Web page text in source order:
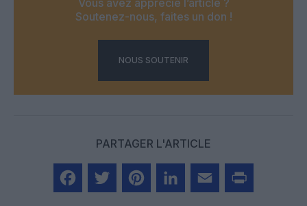
Soutenez-nous, faites un don !
NOUS SOUTENIR
PARTAGER L'ARTICLE